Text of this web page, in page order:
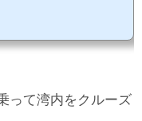
た。 ■John G. Shedd Aquarium 受付は、な
って湾内をクルーズ